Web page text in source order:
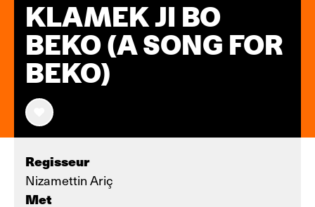
KLAMEK JI BO
BEKO (A SONG FOR
BEKO)
Regisseur
Nizamettin Ariç
Met